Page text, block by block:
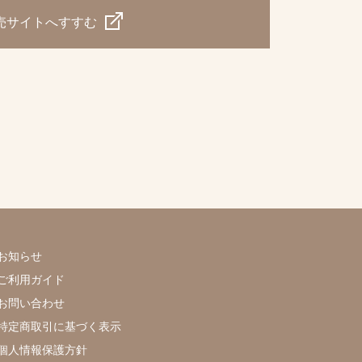
サイトへすすむ
知らせ
利用ガイド
問い合わせ
定商取引に基づく表示
人情報保護方針